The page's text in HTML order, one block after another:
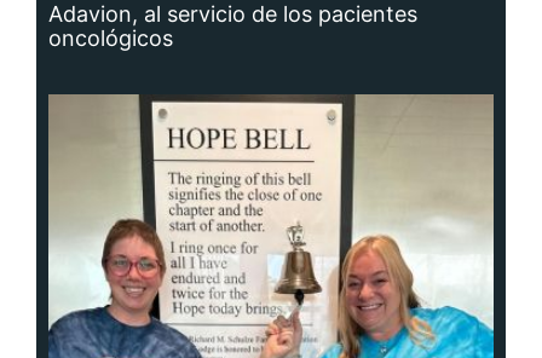
Adavion, al servicio de los pacientes
oncológicos